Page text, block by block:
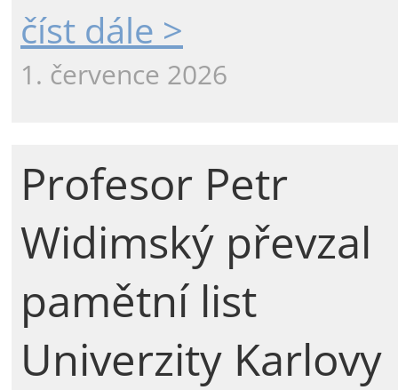
číst dále >
1. července 2026
Profesor Petr
Widimský převzal
pamětní list
Univerzity Karlovy